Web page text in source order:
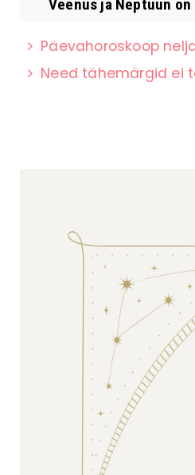
Veenus ja Neptuun on
Päevahoroskoop
Need tähemärgid ei